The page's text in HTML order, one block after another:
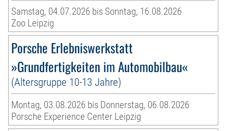
Samstag, 04.07.2026 bis Sonntag, 16.08.2026
Zoo Leipzig
Porsche Erlebniswerkstatt
»Grundfertigkeiten im Automobilbau«
(Altersgruppe 10-13 Jahre)
Montag, 03.08.2026 bis Donnerstag, 06.08.2026
Porsche Experience Center Leipzig